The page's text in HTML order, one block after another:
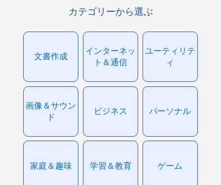
カテゴリーから選ぶ
文書作成
インターネッ
ト＆通信
ユーティリテ
ィ
画像＆サウン
ド
ビジネス パーソナル
家庭＆趣味 学習＆教育 ゲーム